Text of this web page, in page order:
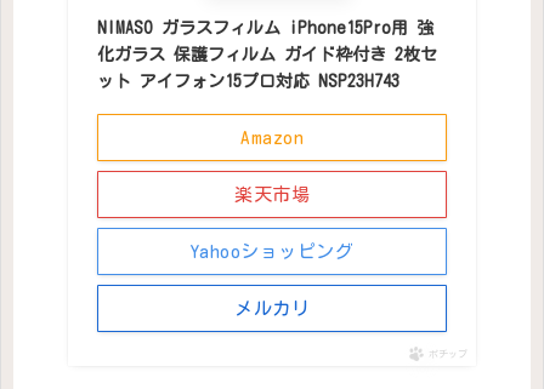
NIMASO ガラスフィルム iPhone15Pro用 強
化ガラス 保護フィルム ガイド枠付き 2枚セ
ット アイフォン15プロ対応 NSP23H743
Amazon
楽天市場
Yahooショッピング
メルカリ
ポチップ